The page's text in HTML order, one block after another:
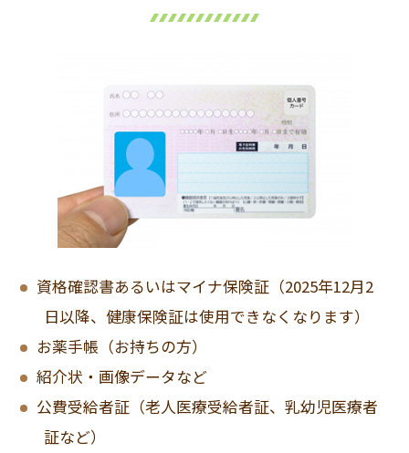
資格確認書あるいはマイナ保険証（2025年12月2
日以降、健康保険証は使用できなくなります）
お薬手帳（お持ちの方）
紹介状・画像データなど
公費受給者証（老人医療受給者証、乳幼児医療者
証など）